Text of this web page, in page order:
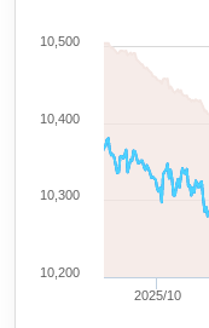
2025/10
10,200
10,300
10,400
10,500